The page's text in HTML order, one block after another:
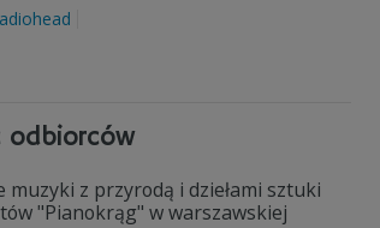
odbiorców
muzyki z przyrodą i dziełami sztuki
"Pianokrąg" w warszawskiej